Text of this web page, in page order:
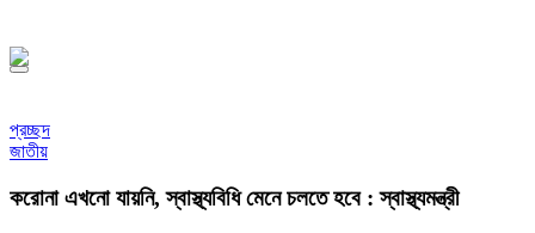
প্রচ্ছদ
জাতীয়
করোনা এখনো যায়নি, স্বাস্থ্যবিধি মেনে চলতে হবে : স্বাস্থ্যমন্ত্রী